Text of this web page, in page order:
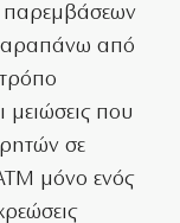
παρεμβάσεων
παραπάνω από
μειώσεις που
σε
μόνο ενός